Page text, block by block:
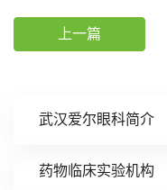
武汉爱尔眼科简介
药物临床实验机构
上一篇